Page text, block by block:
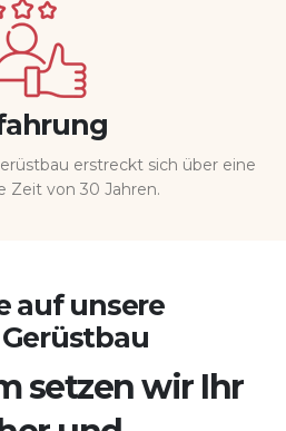
erstreckt sich über eine
Zeit von 30 Jahren.
auf unsere
setzen wir Ihr